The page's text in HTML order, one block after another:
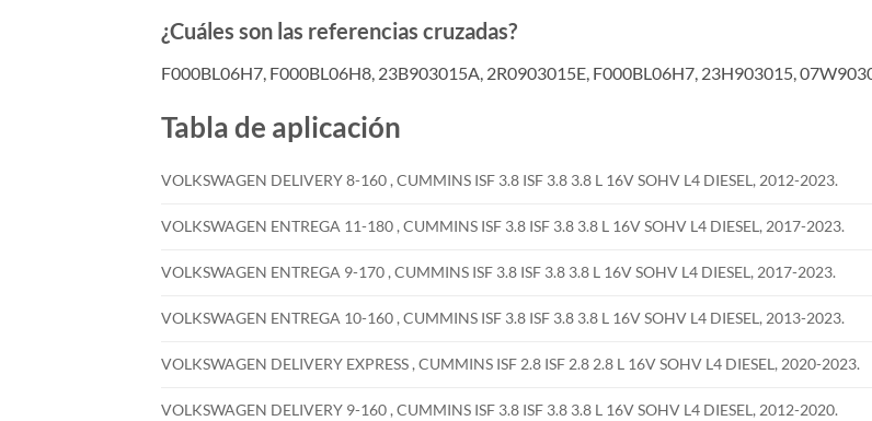
¿Cuáles son las referencias cruzadas?
F000BL06H7, F000BL06H8, 23B903015A, 2R0903015E, F000BL06H7, 23H903015,
Tabla de aplicación
VOLKSWAGEN DELIVERY 8-160 , CUMMINS ISF 3.8 ISF 3.8 3.8 L 16V SOHV L4 DIESEL, 2012-2023.
VOLKSWAGEN ENTREGA 11-180 , CUMMINS ISF 3.8 ISF 3.8 3.8 L 16V SOHV L4 DIESEL, 2017-2023.
VOLKSWAGEN ENTREGA 9-170 , CUMMINS ISF 3.8 ISF 3.8 3.8 L 16V SOHV L4 DIESEL, 2017-2023.
VOLKSWAGEN ENTREGA 10-160 , CUMMINS ISF 3.8 ISF 3.8 3.8 L 16V SOHV L4 DIESEL, 2013-2023.
VOLKSWAGEN DELIVERY EXPRESS , CUMMINS ISF 2.8 ISF 2.8 2.8 L 16V SOHV L4 DIESEL, 2020-2023.
VOLKSWAGEN DELIVERY 9-160 , CUMMINS ISF 3.8 ISF 3.8 3.8 L 16V SOHV L4 DIESEL, 2012-2020.